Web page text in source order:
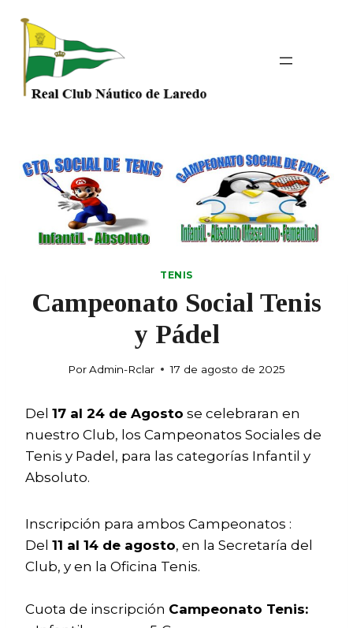
contenido
TENIS
Campeonato Social Tenis
y Pádel
PorAdmin-Rclar 17 de agosto de 2025
Del 17 al 24 de Agosto se celebraran en
nuestro Club, los Campeonatos Sociales de
Tenis y Padel, para las categorías Infantil y
Absoluto.
Inscripción para ambos Campeonatos :
Del 11 al 14 de agosto, en la Secretaría del
Club, y en la Oficina Tenis.
Cuota de inscripción Campeonato Tenis: